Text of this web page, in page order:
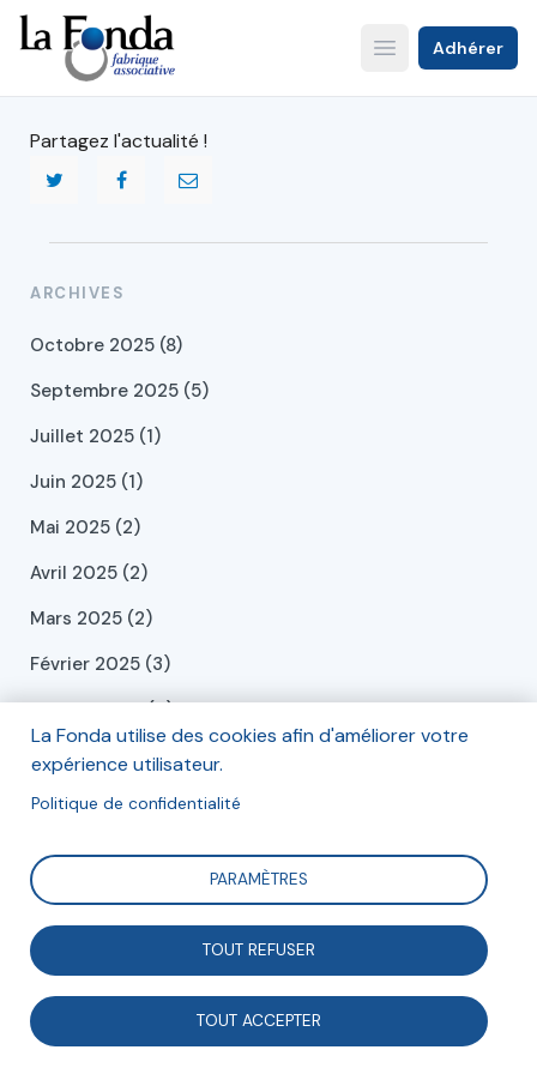
Aller
au
contenu
principal
Open main menu
Adhérer
Partagez l'actualité !
ARCHIVES
Octobre 2025 (8)
Septembre 2025 (5)
Juillet 2025 (1)
Juin 2025 (1)
Mai 2025 (2)
Avril 2025 (2)
Mars 2025 (2)
Février 2025 (3)
Janvier 2025 (4)
Décembre 2024 (6)
Novembre 2024 (1)
Septembre 2024 (2)
Juillet 2024 (2)
Juin 2024 (2)
Mai 2024 (2)
La Fonda utilise des cookies afin d'améliorer votre
expérience utilisateur.
Politique de confidentialité
PARAMÈTRES
TOUT REFUSER
TOUT ACCEPTER